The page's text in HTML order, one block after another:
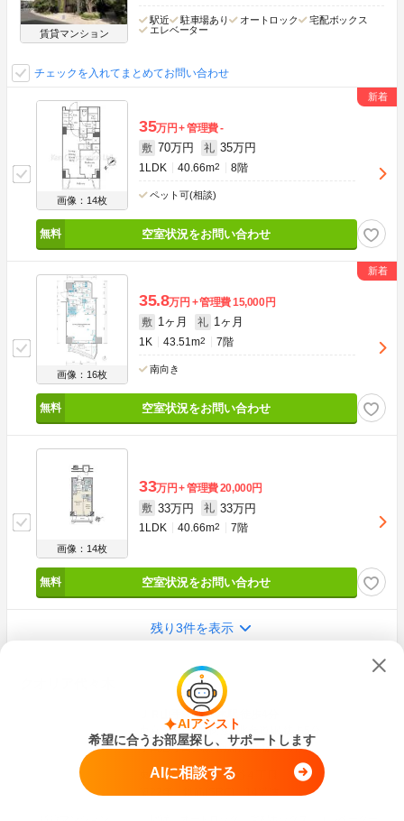
賃貸マンション
駅近 駐車場あり オートロック
宅配ボックス
エレベーター
チェックを入れてまとめてお問い合わせ
画像：14枚
35万円 管理費-
敷 70万円 礼 35万円
1LDK 40.66m2 8階
ペット可(相談)
空室状況をお問い合わせ
画像：16枚
35.8万円 管理費15,000円
敷 1ヶ月 礼 1ヶ月
1K 43.51m2 7階
南向き
空室状況をお問い合わせ
画像：14枚
33万円 管理費20,000円
敷 33万円 礼 33万円
1LDK 40.66m2 7階
空室状況をお問い合わせ
残り3件を表示
ＪＲ山手線 代々木駅 徒歩4分
東京メトロ副都心線 北参道駅 徒歩5分
小田急小田原線 南新宿駅 徒歩8分
東京都渋谷区千駄ヶ谷４丁目
AIアシスト
希望に合うお部屋探し、サポートします
AIに相談する